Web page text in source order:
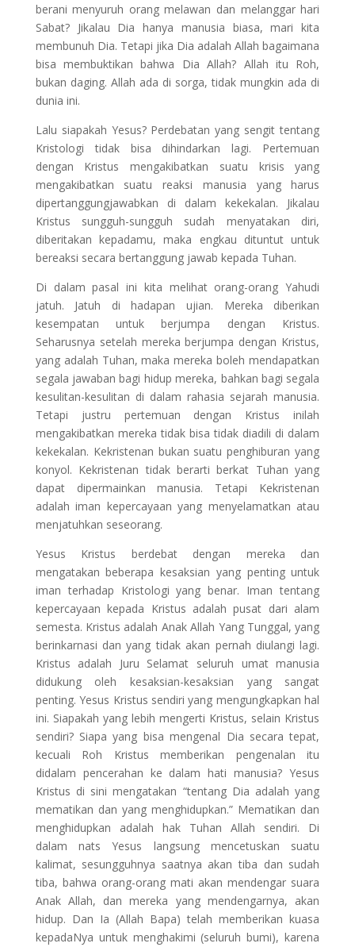
berani menyuruh orang melawan dan melanggar hari
Sabat? Jikalau Dia hanya manusia biasa, mari kita
membunuh Dia. Tetapi jika Dia adalah Allah bagaimana
bisa membuktikan bahwa Dia Allah? Allah itu Roh,
bukan daging. Allah ada di sorga, tidak mungkin ada di
dunia ini.
Lalu siapakah Yesus? Perdebatan yang sengit tentang
Kristologi tidak bisa dihindarkan lagi. Pertemuan
dengan Kristus mengakibatkan suatu krisis yang
mengakibatkan suatu reaksi manusia yang harus
dipertanggungjawabkan di dalam kekekalan. Jikalau
Kristus sungguh-sungguh sudah menyatakan diri,
diberitakan kepadamu, maka engkau dituntut untuk
bereaksi secara bertanggung jawab kepada Tuhan.
Di dalam pasal ini kita melihat orang-orang Yahudi
jatuh. Jatuh di hadapan ujian. Mereka diberikan
kesempatan untuk berjumpa dengan Kristus.
Seharusnya setelah mereka berjumpa dengan Kristus,
yang adalah Tuhan, maka mereka boleh mendapatkan
segala jawaban bagi hidup mereka, bahkan bagi segala
kesulitan-kesulitan di dalam rahasia sejarah manusia.
Tetapi justru pertemuan dengan Kristus inilah
mengakibatkan mereka tidak bisa tidak diadili di dalam
kekekalan. Kekristenan bukan suatu penghiburan yang
konyol. Kekristenan tidak berarti berkat Tuhan yang
dapat dipermainkan manusia. Tetapi Kekristenan
adalah iman kepercayaan yang menyelamatkan atau
menjatuhkan seseorang.
Yesus Kristus berdebat dengan mereka dan
mengatakan beberapa kesaksian yang penting untuk
iman terhadap Kristologi yang benar. Iman tentang
kepercayaan kepada Kristus adalah pusat dari alam
semesta. Kristus adalah Anak Allah Yang Tunggal, yang
berinkarnasi dan yang tidak akan pernah diulangi lagi.
Kristus adalah Juru Selamat seluruh umat manusia
didukung oleh kesaksian-kesaksian yang sangat
penting. Yesus Kristus sendiri yang mengungkapkan hal
ini. Siapakah yang lebih mengerti Kristus, selain Kristus
sendiri? Siapa yang bisa mengenal Dia secara tepat,
kecuali Roh Kristus memberikan pengenalan itu
didalam pencerahan ke dalam hati manusia? Yesus
Kristus di sini mengatakan “tentang Dia adalah yang
mematikan dan yang menghidupkan.” Mematikan dan
menghidupkan adalah hak Tuhan Allah sendiri. Di
dalam nats Yesus langsung mencetuskan suatu
kalimat, sesungguhnya saatnya akan tiba dan sudah
tiba, bahwa orang-orang mati akan mendengar suara
Anak Allah, dan mereka yang mendengarnya, akan
hidup. Dan Ia (Allah Bapa) telah memberikan kuasa
kepadaNya untuk menghakimi (seluruh bumi), karena